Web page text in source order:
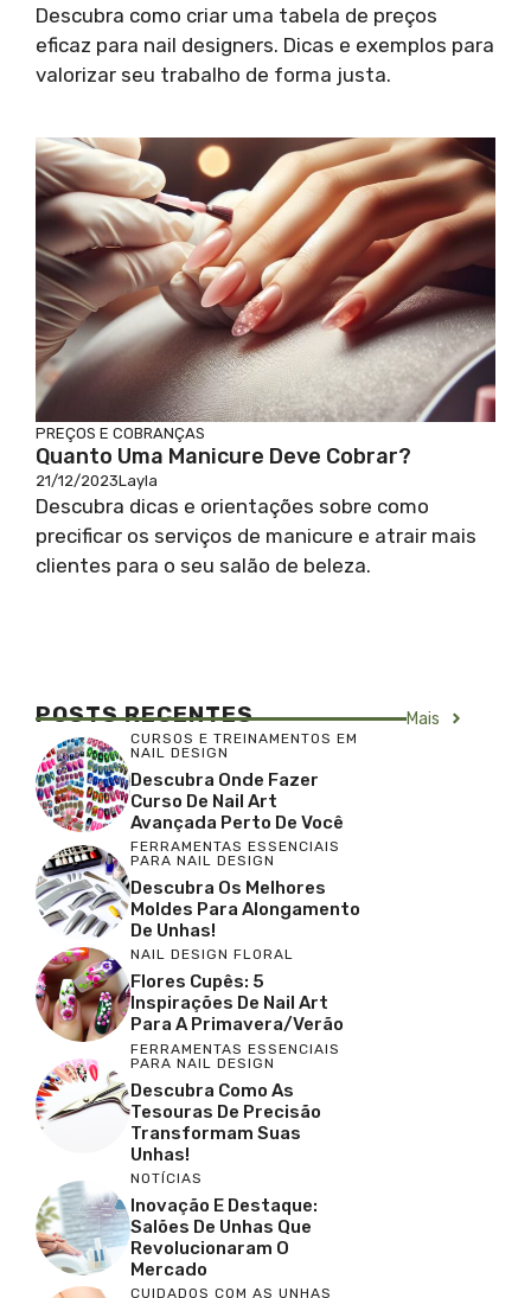
Descubra como criar uma tabela de preços
eficaz para nail designers. Dicas e exemplos para
valorizar seu trabalho de forma justa.
PREÇOS E COBRANÇAS
Quanto Uma Manicure Deve Cobrar?
21/12/2023Layla
Descubra dicas e orientações sobre como
precificar os serviços de manicure e atrair mais
clientes para o seu salão de beleza.
POSTS RECENTES Mais
CURSOS E TREINAMENTOS EM
NAIL DESIGN
Descubra Onde Fazer
Curso De Nail Art
Avançada Perto De Você
FERRAMENTAS ESSENCIAIS
PARA NAIL DESIGN
Descubra Os Melhores
Moldes Para Alongamento
De Unhas!
NAIL DESIGN FLORAL
Flores Cupês: 5
Inspirações De Nail Art
Para A Primavera/Verão
FERRAMENTAS ESSENCIAIS
PARA NAIL DESIGN
Descubra Como As
Tesouras De Precisão
Transformam Suas
Unhas!
NOTÍCIAS
Inovação E Destaque:
Salões De Unhas Que
Revolucionaram O
Mercado
CUIDADOS COM AS UNHAS